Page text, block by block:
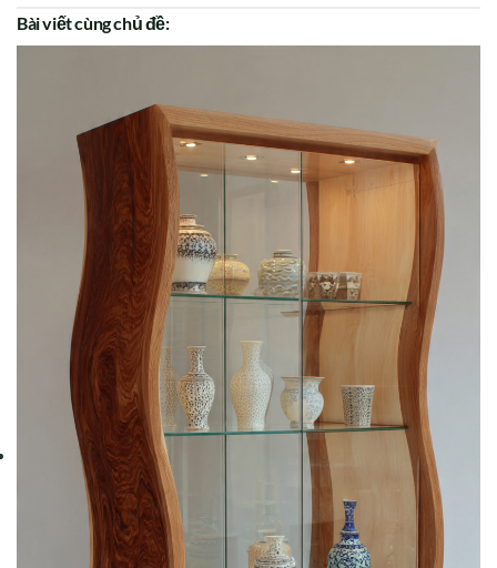
Bài viết cùng chủ đề: